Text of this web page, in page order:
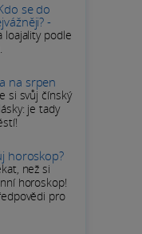
se do
-
loajality podle
na srpen
si svůj čínský
je tady
horoskop?
než si
horoskop!
pro